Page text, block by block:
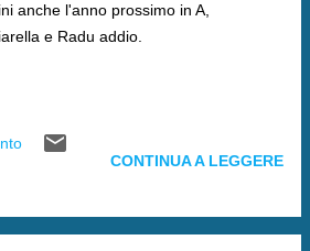
anche l'anno prossimo in A,
e Radu addio.
CONTINUA A LEGGERE